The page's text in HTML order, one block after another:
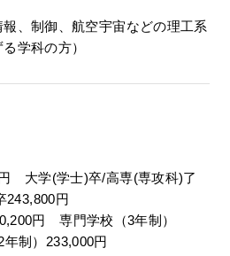
報、制御、航空宇宙などの理工系
学科の方）
大学(学士)卒/高専(専攻科)了
円
円 専門学校（3年制）
制）233,000円